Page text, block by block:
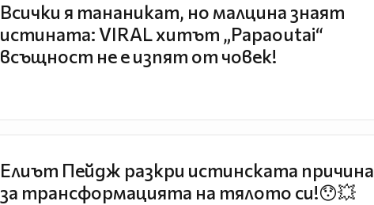
Всички я тананикат, но малцина знаят
истината: VIRAL хитът „Papaoutai“
всъщност не е изпят от човек!
Елиът Пейдж разкри истинската причина
за трансформацията на тялото си!😯💥